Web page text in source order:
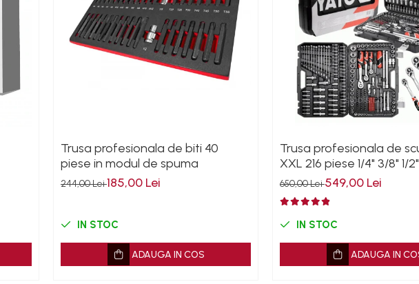
Trusa profesionala de biti 40
piese in modul de spuma
244,00 Lei185,00 Lei
IN STOC
ADAUGA IN COS
Trusa profesionala de
XXL 216 piese 1/4" 3/8" 1/2"
650,00 Lei549,00 Lei
IN STOC
ADAUGA IN